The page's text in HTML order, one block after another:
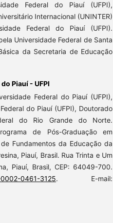
Federal do Piauí (UFPI),
Internacional (UNINTER)
Federal do Piauí (UFPI).
Universidade Federal de Santa
da Secretaria de Educação
Piauí - UFPI
Federal do Piauí (UFPI),
do Piauí (UFPI), Doutorado
do Rio Grande do Norte.
de Pós-Graduação em
Fundamentos da Educação da
Piauí, Brasil. Rua Trinta e Um
Piauí, Brasil, CEP: 64049-700.
0461-3125. E-mail: